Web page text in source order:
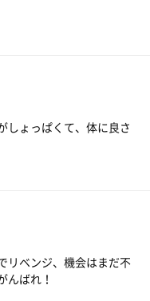
しょっぱくて、体に良さ
リベンジ、機会はまだ不
んばれ！